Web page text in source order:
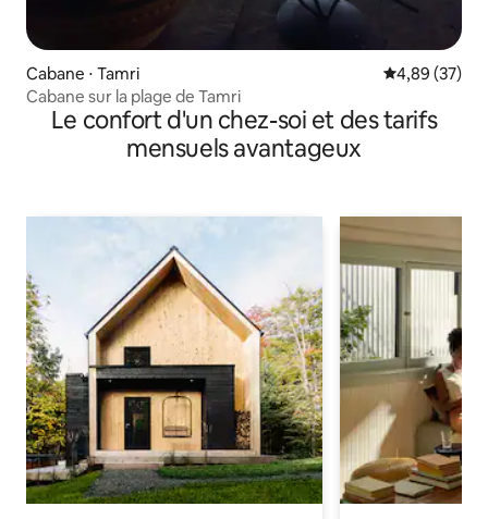
Cabane ⋅ Tamri Évaluation
4,89 (37)
Cabane sur la plage de Tamri
Le confort d'un chez-soi et des tarifs
mensuels avantageux